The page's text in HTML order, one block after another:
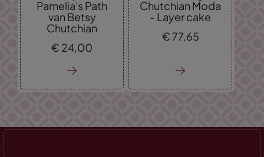
Pamelia's Path
van Betsy
Chutchian
€ 24, 00
Chutchian Moda
- Layer cake
€ 77, 65